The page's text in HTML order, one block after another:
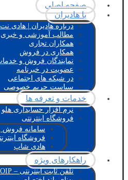
صفحه اصلی
با هادیران
درباره هادیران | هادی نت
مطالب آموزشی و خبری
همکاران تجاری
همکاری در فروش
نمایندگان فروش و
عضویت در خبرنامه
در شبکه های اجتماعی
سیاست حریم خصوصی
خدمات و تعرفه ها
نرم افزار حسابداری هلو
فروشگاه اینترنتی
سامانه فروش
فروشگاه
هادی شاپ
راهکارهای ویژه
تلفن ثابت اینترنتی – VOIP